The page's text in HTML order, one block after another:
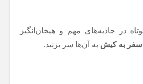
در جاذبه‌های مهم و هیجان‌انگیز
سفر به کیش به آن‌ها سر بزنید.